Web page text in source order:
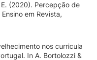
(2020). Percepção de
em Revista,
nos curricula
In A. Bortolozzi &